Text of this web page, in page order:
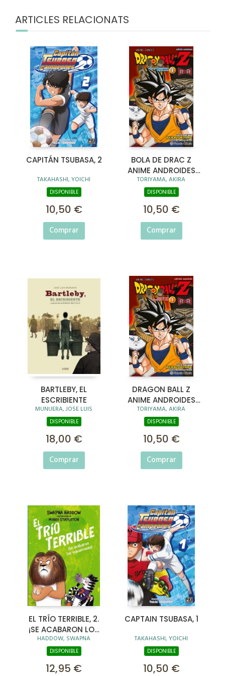
ARTICLES RELACIONATS
CAPITÁN TSUBASA, 2
TAKAHASHI, YOICHI
DISPONIBLE
10,50 €
Comprar
BOLA DE DRAC Z
ANIME ANDROIDES
Nº 01
TORIYAMA, AKIRA
DISPONIBLE
10,50 €
Comprar
BARTLEBY, EL
ESCRIBIENTE
MUNUERA, JOSE LUIS
DISPONIBLE
18,00 €
Comprar
DRAGON BALL Z
ANIME ANDROIDES
Nº 01
TORIYAMA, AKIRA
DISPONIBLE
10,50 €
Comprar
EL TRÍO TERRIBLE, 2.
¡SE ACABARON LOS
MACARRONES!
HADDOW, SWAPNA
DISPONIBLE
12,95 €
CAPTAIN TSUBASA, 1
TAKAHASHI, YOICHI
DISPONIBLE
10,50 €